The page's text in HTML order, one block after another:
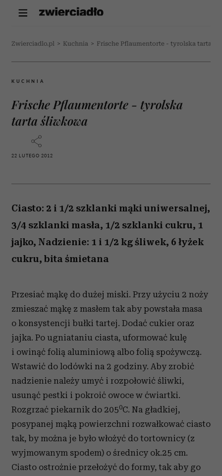
Zwierciadlo.pl > Kuchnia > Frische Pflaumentorte - tyrolska tarta
KUCHNIA
Frische Pflaumentorte - tyrolska
tarta śliwkowa
22 LUTEGO 2012
Ciasto: 2 i 1/2 szklanki mąki uniwersalnej,
3/4 szklanki masła, 1/2 szklanki cukru, 1
jajko, Nadzienie: 1 i 1/2 kg śliwek, 6 łyżek
cukru, bita śmietana
Przesiać mąkę do dużej miski. Przy użyciu 2 noży
zmieszać mąkę z masłem tak aby powstała masa
o konsystencji bułki tartej. Dodać cukier oraz
jajka. Po ugniataniu ciasta, uformować kulę
i owinąć folią aluminiową albo folią spożywczą.
Wstawić do lodówki na 2 godziny. Aby zrobić
nadzienie należy umyć i rozpołowić śliwki,
usunąć pestki i pokroić owoce w ćwiartki.
Rozgrzać piekarnik do 2050C. Na gładkiej,
posypanej mąką powierzchni rozwałkować ciasto
tak, by można je było włożyć do tortownicy (z
wyjmowanym spodem) o średnicy ok.25 cm.
Ciasto ostrożnie przełożyć do formy, tak aby go